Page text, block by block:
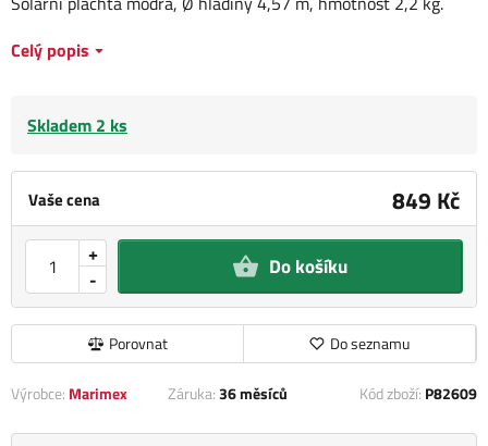
Vaše cena 849 Kč
-
+ Do košíku
Porovnat Do seznamu
Celý popis
Skladem 2 ks
Výrobce: Marimex Záruka:36 měsíců Kód zboží: P82609